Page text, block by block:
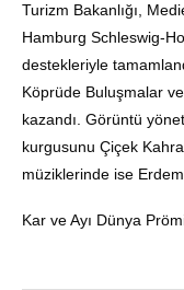
Turizm Bakanlığı,
Hamburg Schleswig-
destekleriyle
Köprüde Buluşmalar
kazandı. Görüntü
kurgusunu Çiçek
müziklerinde ise
Kar ve Ayı Dünya